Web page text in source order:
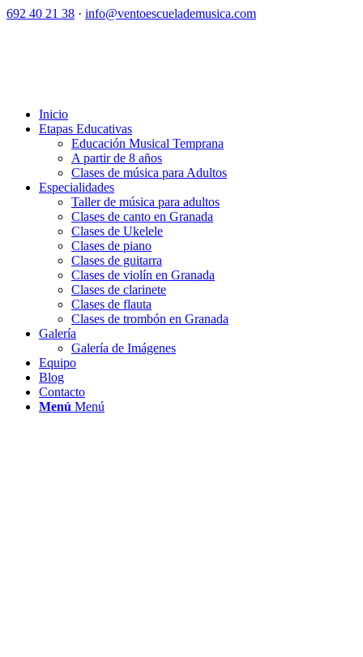
692 40 21 38 · info@ventoescuelademusica.com
Inicio
Etapas Educativas
Educación Musical Temprana
A partir de 8 años
Clases de música para Adultos
Especialidades
Taller de música para adultos
Clases de canto en Granada
Clases de Ukelele
Clases de piano
Clases de guitarra
Clases de violín en Granada
Clases de clarinete
Clases de flauta
Clases de trombón en Granada
Galería
Galería de Imágenes
Equipo
Blog
Contacto
Menú Menú